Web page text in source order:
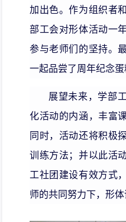
加出色。作为组织者
部工会对形体活动一
参与老师们的坚持。
一起品尝了周年纪念蛋
展望未来，学部
化活动的内涵，丰富
同时，活动还将积极
训练方法；并以此活
工社团建设有效方式
师的共同努力下，形体